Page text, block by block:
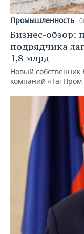
Промышленность
Бизнес-обзор:
подрядчика
1,8 млрд
Новый
компаний